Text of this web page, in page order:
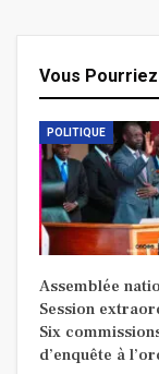
Vous
POLITIQUE
Assemblée
Session
Six
d’enquête à